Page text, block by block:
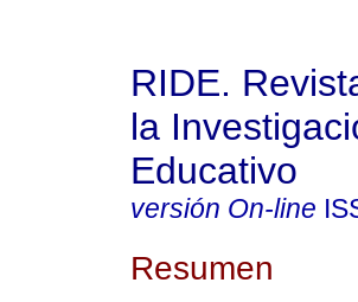
RIDE.
la
Educativo
versión On-line
Resumen